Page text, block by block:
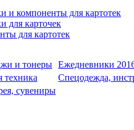
и компоненты для картотек
для карточек
для картотек
и тонеры Ежедневники
техника Спецодежда,
сувениры